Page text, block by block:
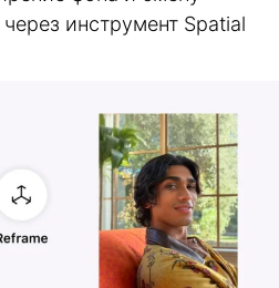
инструмент Spatial